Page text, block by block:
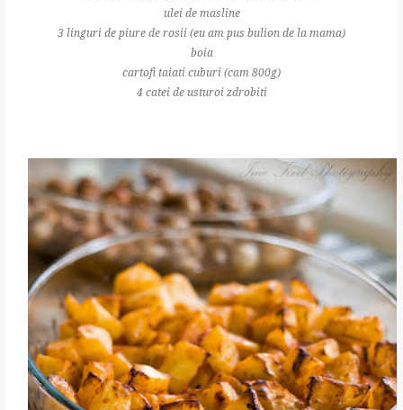
ulei de masline
3 linguri de piure de rosii (eu am pus bulion de la mama)
boia
cartofi taiati cuburi (cam 800g)
4 catei de usturoi zdrobiti